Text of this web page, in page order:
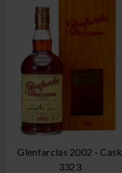
Glenfarclas 2002 - Cask
3323